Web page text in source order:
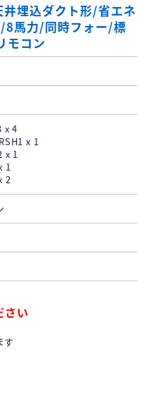
埋込ダクト形/省エネ
8馬力/同時フォー/標
モコン
x 4
x 1
x 1
1
2
さい
す